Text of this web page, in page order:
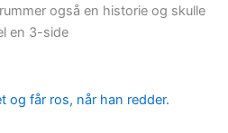
også en historie og skulle
en 3-side